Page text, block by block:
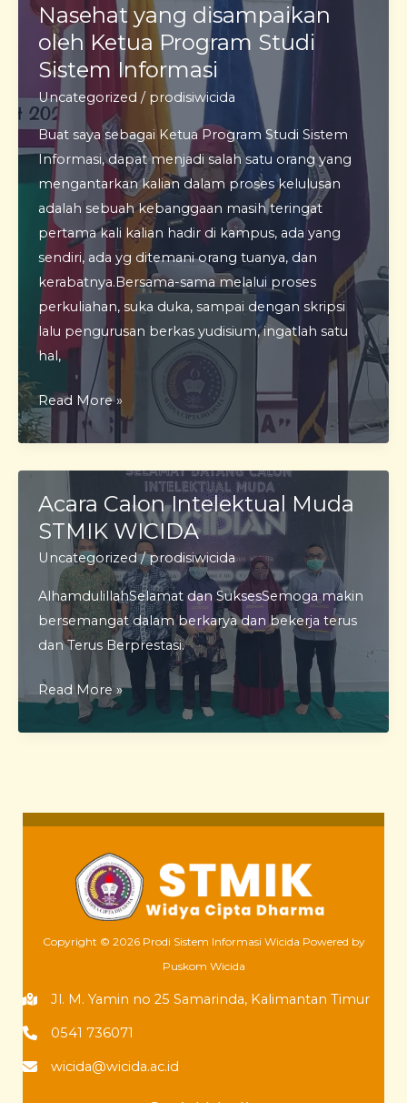
Nasehat yang disampaikan
oleh Ketua Program Studi
Sistem Informasi
Uncategorized / prodisiwicida
Buat saya sebagai Ketua Program Studi Sistem
Informasi, dapat menjadi salah satu orang yang
mengantarkan kalian dalam proses kelulusan
adalah sebuah kebanggaan masih teringat
pertama kali kalian hadir di kampus, ada yang
sendiri, ada yg ditemani orang tuanya, dan
kerabatnya.Bersama-sama melalui proses
perkuliahan, suka duka, sampai dengan skripsi
lalu pengurusan berkas yudisium, ingatlah satu
hal,
Nasehat
yang
disampaikan
oleh
Ketua
Program
Sistem
Informasi
Read More »
Acara Calon Intelektual Muda
STMIK WICIDA
Uncategorized/prodisiwicida
AlhamdulillahSelamat dan SuksesSemoga makin
bersemangat dalam berkarya dan bekerja terus
dan Terus Berprestasi.
Acara
Intelektual
WICIDA
Read More »
Copyright © 2026 Prodi Sistem Informasi Wicida Powered by
Puskom Wicida
Jl. M. Yamin no 25 Samarinda, Kalimantan Timur
0541 736071
wicida@wicida.ac.id